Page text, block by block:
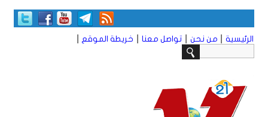
الرئيسية من نحن تواصل معنا خريطة الموقع